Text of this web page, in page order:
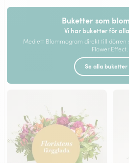
Buketter som
Vi har buketter för
Med ett Blommogram direkt till dörren
Flower Effect.
Se alla